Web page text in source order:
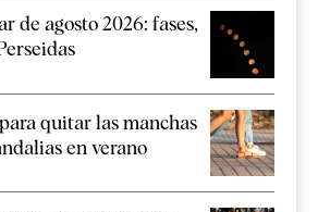
de agosto 2026: fases,
quitar las manchas
en verano